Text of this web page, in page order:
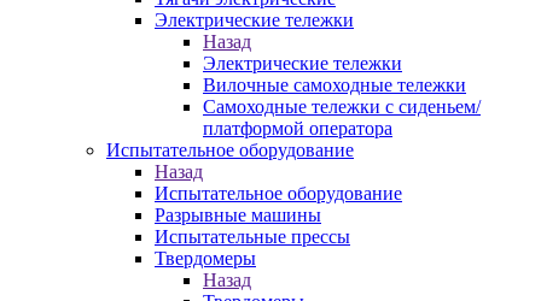
Электрические тележки
Назад
Электрические тележки
Вилочные самоходные тележки
Самоходные тележки с сиденьем/
платформой оператора
Испытательное оборудование
Назад
Испытательное оборудование
Разрывные машины
Испытательные прессы
Твердомеры
Назад